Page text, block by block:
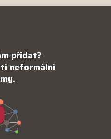
přidat?
neformální